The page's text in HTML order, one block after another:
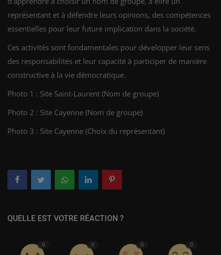
représentant et à défendre leurs opinions, des compétences
essentielles pour leur future implication dans la société.
Ces activités sont fondamentales pour développer leur sens
des responsabilités et leur capacité à participer de manière
constructive à la vie démocratique.
Photo 1 : Site Saint-Laurent (Nom de groupe)
Photo 2 : Site Cayenne (Nom de groupe)
Photo 3 : Site Cayenne (Choix du représentant)
QUELLE EST VOTRE RÉACTION ?
0 0 0 0